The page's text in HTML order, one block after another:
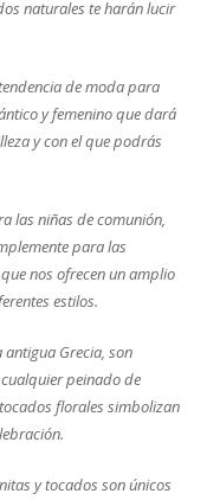
naturales te harán lucir
de moda para
y femenino que dará
y con el que podrás
las niñas de comunión,
para las
nos ofrecen un amplio
estilos.
Grecia, son
peinado de
florales simbolizan
y tocados son únicos